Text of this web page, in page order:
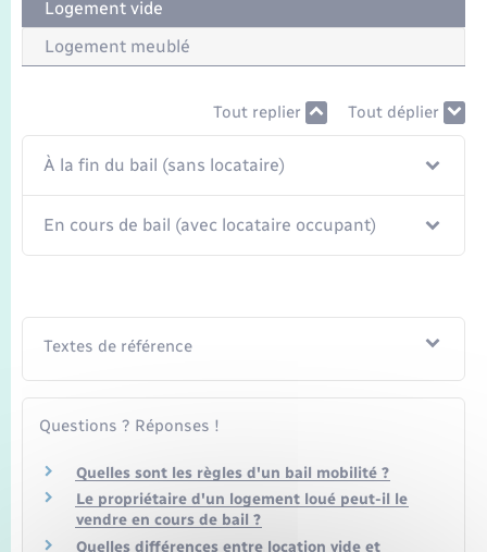
Logement vide
Logement meublé
Tout replier Tout déplier
À la fin du bail (sans locataire)
En cours de bail (avec locataire occupant)
Textes de référence
Questions ? Réponses !
Quelles sont les règles d'un bail mobilité ?
Le propriétaire d'un logement loué peut-il le
vendre en cours de bail ?
Quelles différences entre location vide et